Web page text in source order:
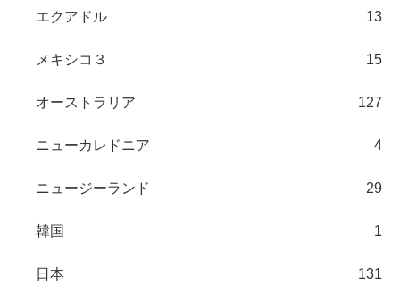
エクアドル 13
メキシコ３ 15
オーストラリア 127
ニューカレドニア 4
ニュージーランド 29
韓国 1
日本 131